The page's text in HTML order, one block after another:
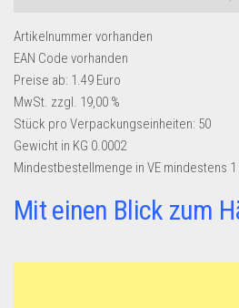
Artikelnummervorhanden
EAN Code vorhanden
Preise ab: 1.49 Euro
MwSt. zzgl. 19,00 %
Stück pro Verpackungseinheiten: 50
Gewicht in KG 0.0002
Mindestbestellmenge in VE mindestens 1
Mit einen Blick zum